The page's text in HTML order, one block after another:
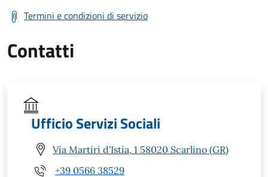
Termini e condizioni di servizio
Contatti
Ufficio Servizi Sociali
Via Martiri d'Istia, 1 58020 Scarlino (GR)
+39 0566 38529